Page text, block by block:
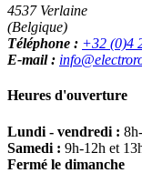
4537 Verlaine
(Belgique)
Téléphone : +32 (0)4
E-mail :
Heures d'ouverture
Lundi - vendredi :
Samedi : 9h-12h et
Fermé le dimanche